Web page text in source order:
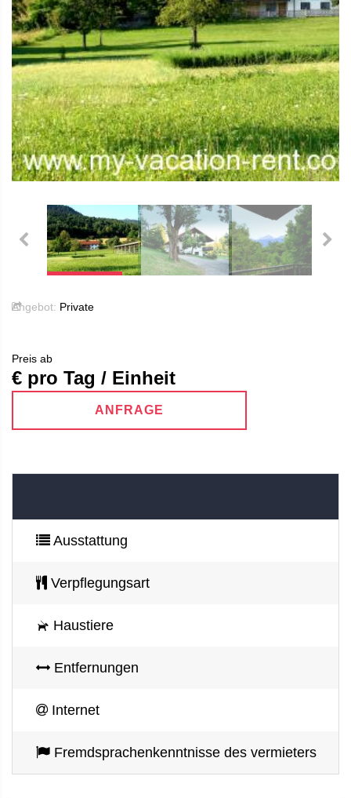
Angebot: Private
Preis ab
€ pro Tag / Einheit
ANFRAGE
Ausstattung
Verpflegungsart
Haustiere
Entfernungen
Internet
Fremdsprachenkenntnisse des vermieters